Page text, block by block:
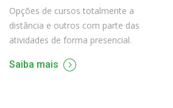
Opções de cursos totalmente a
distância e outros com parte das
atividades de forma presencial.
Saiba mais